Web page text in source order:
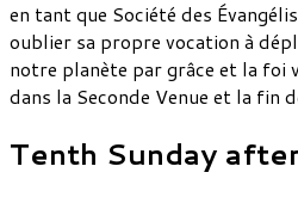
en tant que Société des
oublier sa propre vocation à
notre planète par grâce et la foi
dans la Seconde Venue et la fin
Tenth Sunday